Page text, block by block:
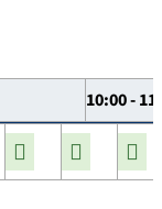
10:00 -